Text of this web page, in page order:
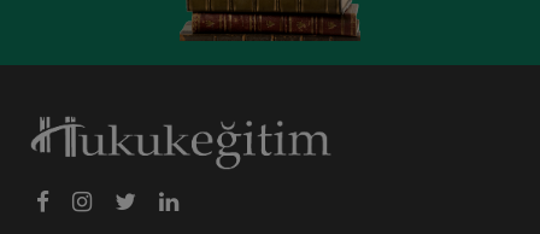
UYGULAMALARI Video Kaydı
Sepete Ekle
Tüketici Hukuku Enstitüsü